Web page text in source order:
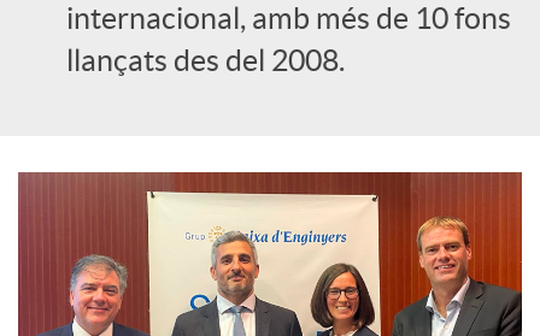
t
s
internacional, amb més de 10 fons
llançats des del 2008.